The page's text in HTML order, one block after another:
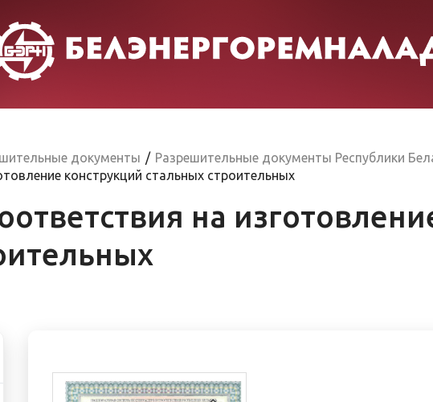
документы / Разрешительные документы Республики
конструкций стальных строительных
на